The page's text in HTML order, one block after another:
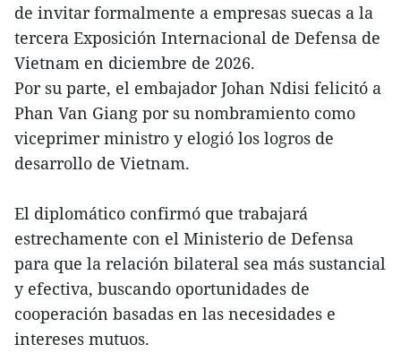
de invitar formalmente a empresas suecas a la
tercera Exposición Internacional de Defensa de
Vietnam en diciembre de 2026.
Por su parte, el embajador Johan Ndisi felicitó a
Phan Van Giang por su nombramiento como
viceprimer ministro y elogió los logros de
desarrollo de Vietnam.
El diplomático confirmó que trabajará
estrechamente con el Ministerio de Defensa
para que la relación bilateral sea más sustancial
y efectiva, buscando oportunidades de
cooperación basadas en las necesidades e
intereses mutuos.